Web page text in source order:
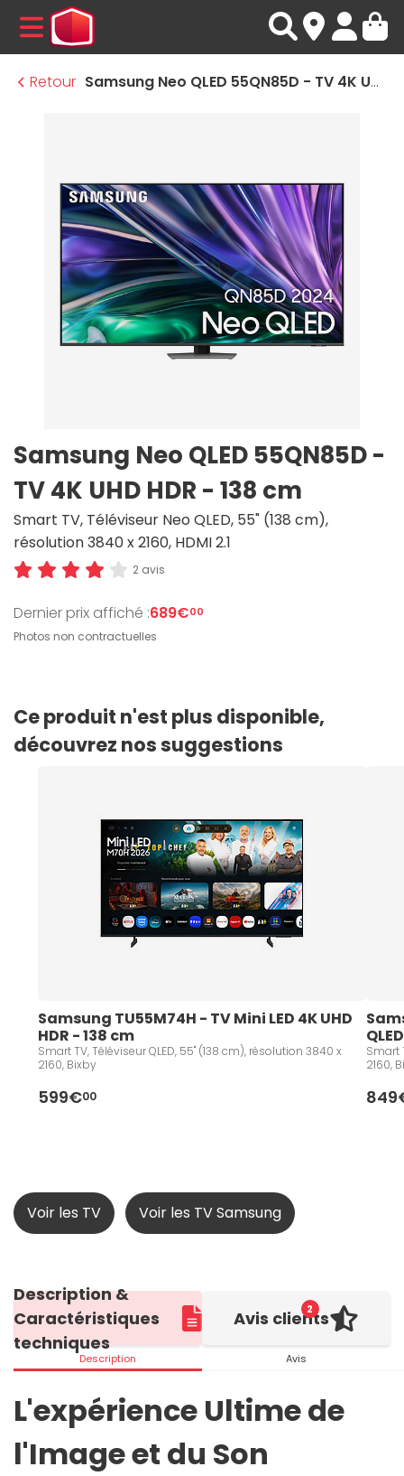
MENU
Retour
Samsung Neo QLED 55QN85D - TV 4K UHD HDR - 138 cm
Samsung Neo QLED 55QN85D -
TV 4K UHD HDR - 138 cm
Smart TV, Téléviseur Neo QLED, 55" (138 cm),
résolution 3840 x 2160, HDMI 2.1
2 avis
Dernier prix affiché :689€00
Photos non contractuelles
Ce produit n'est plus disponible,
découvrez nos suggestions
Samsung TU55M74H - TV Mini LED 4K UHD
HDR - 138 cm
Smart TV, Téléviseur QLED, 55" (138 cm), résolution 3840 x
2160, Bixby
599€00
Smart
2160,
Voir les TV Voir les TV Samsung
Description &
Caractéristiques
techniques
Description
2
Avis clients
Avis
L'expérience Ultime de
l'Image et du Son